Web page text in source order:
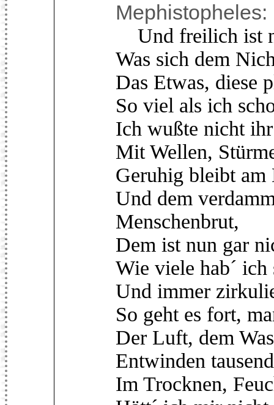
Mephistopheles:
Und freilich ist
Was sich dem
Das Etwas, diese
So viel als ich
Ich wußte nicht
Mit Wellen,
Geruhig bleibt
Und dem
Menschenbrut,
Dem ist nun gar
Wie viele hab´ ich
Und immer
So geht es fort,
Der Luft, dem
Entwinden
Im Trocknen,